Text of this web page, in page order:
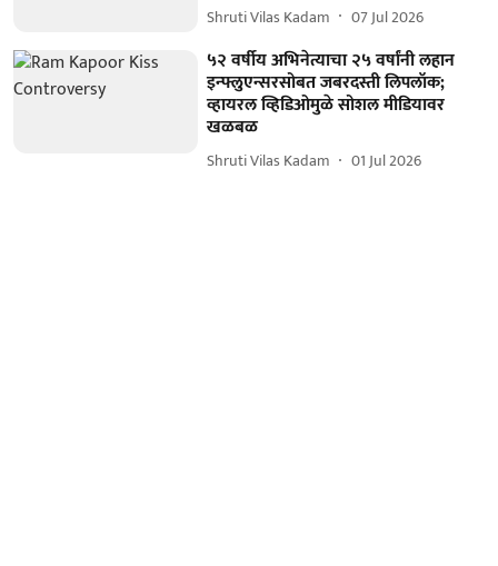
Shruti Vilas Kadam 07 Jul 2026
५२ वर्षीय अभिनेत्याचा २५ वर्षांनी लहान
इन्फ्लुएन्सरसोबत जबरदस्ती लिपलॉक;
व्हायरल व्हिडिओमुळे सोशल मीडियावर
खळबळ
Shruti Vilas Kadam 01 Jul 2026